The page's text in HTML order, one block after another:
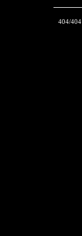
404/404